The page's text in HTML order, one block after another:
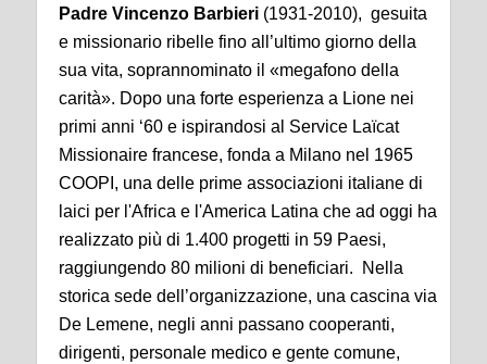
Padre Vincenzo Barbieri (1931-2010), gesuita
e missionario ribelle fino all’ultimo giorno della
sua vita, soprannominato il «megafono della
carità». Dopo una forte esperienza a Lione nei
primi anni ‘60 e ispirandosi al Service Laïcat
Missionaire francese, fonda a Milano nel 1965
COOPI, una delle prime associazioni italiane di
laici per l'Africa e l'America Latina che ad oggi ha
realizzato più di 1.400 progetti in 59 Paesi,
raggiungendo 80 milioni di beneficiari. Nella
storica sede dell’organizzazione, una cascina via
De Lemene, negli anni passano cooperanti,
dirigenti, personale medico e gente comune,